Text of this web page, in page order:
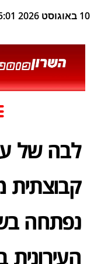
10 באוגוסט 2026 15:01
לבה של
נפתחה
העירונית